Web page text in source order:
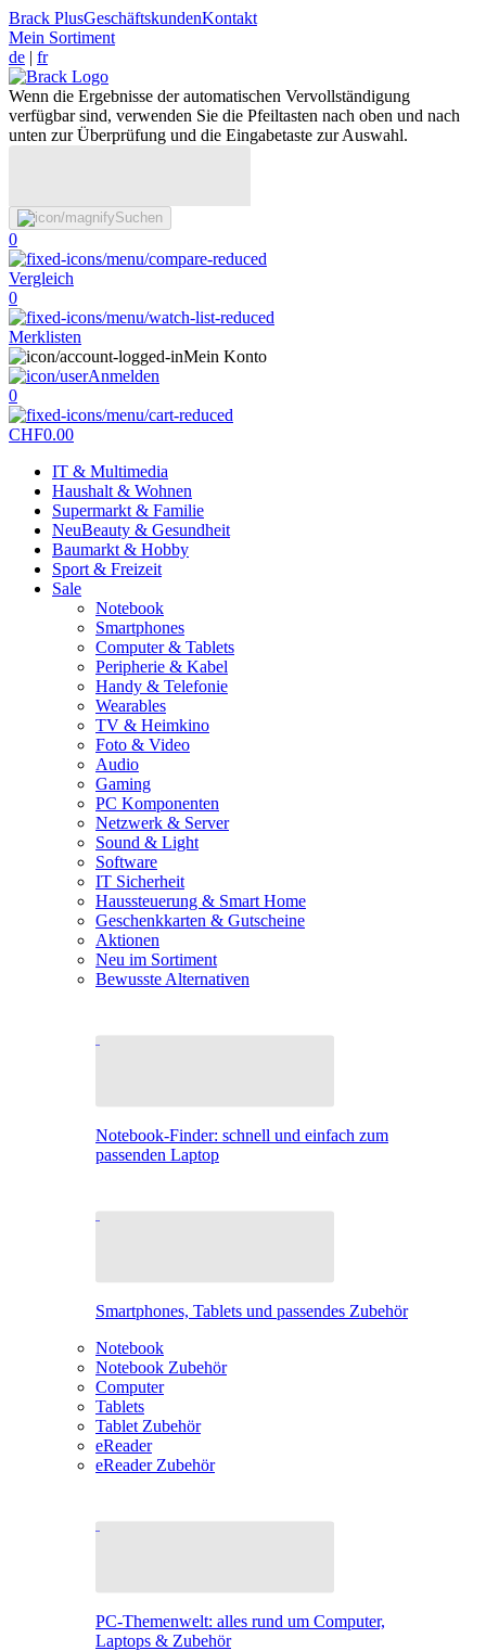
Brack PlusGeschäftskundenKontakt
Mein Sortiment
de | fr
Wenn die Ergebnisse der automatischen Vervollständigung
verfügbar sind, verwenden Sie die Pfeiltasten nach oben und nach
unten zur Überprüfung und die Eingabetaste zur Auswahl.
Suchen
0
Vergleich
0
Merklisten
Mein Konto
Anmelden
0
CHF0.00
IT & Multimedia
Haushalt & Wohnen
Supermarkt & Familie
NeuBeauty & Gesundheit
Baumarkt & Hobby
Sport & Freizeit
Sale
Notebook
Smartphones
Computer & Tablets
Peripherie & Kabel
Handy & Telefonie
Wearables
TV & Heimkino
Foto & Video
Audio
Gaming
PC Komponenten
Netzwerk & Server
Sound & Light
Software
IT Sicherheit
Haussteuerung & Smart Home
Geschenkkarten & Gutscheine
Aktionen
Neu im Sortiment
Bewusste Alternativen
Notebook-Finder: schnell und einfach zum
passenden Laptop
Smartphones, Tablets und passendes Zubehör
Notebook
Notebook Zubehör
Computer
Tablets
Tablet Zubehör
eReader
eReader Zubehör
PC-Themenwelt: alles rund um Computer,
Laptops & Zubehör